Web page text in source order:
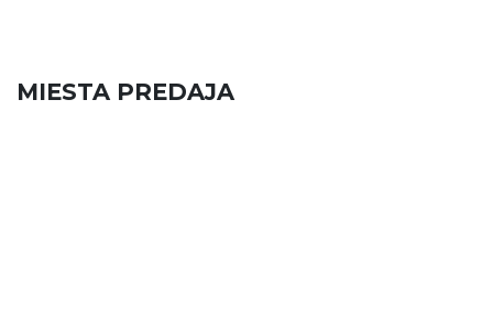
MIESTA PREDAJA